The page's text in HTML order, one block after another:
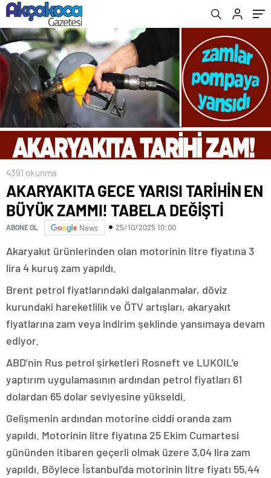
4391 okunma
AKARYAKITA GECE YARISI TARİHİN EN
BÜYÜK ZAMMI! TABELA DEĞİŞTİ
ABONE OL News 25/10/2025 10:00
Akaryakıt ürünlerinden olan motorinin litre fiyatına 3
lira 4 kuruş zam yapıldı.
Brent petrol fiyatlarındaki dalgalanmalar, döviz
kurundaki hareketlilik ve ÖTV artışları, akaryakıt
fiyatlarına zam veya indirim şeklinde yansımaya devam
ediyor.
ABD’nin Rus petrol şirketleri Rosneft ve LUKOIL’e
yaptırım uygulamasının ardından petrol fiyatları 61
dolardan 65 dolar seviyesine yükseldi.
Gelişmenin ardından motorine ciddi oranda zam
yapıldı. Motorinin litre fiyatına 25 Ekim Cumartesi
gününden itibaren geçerli olmak üzere 3,04 lira zam
yapıldı. Böylece İstanbul’da motorinin litre fiyatı 55,44